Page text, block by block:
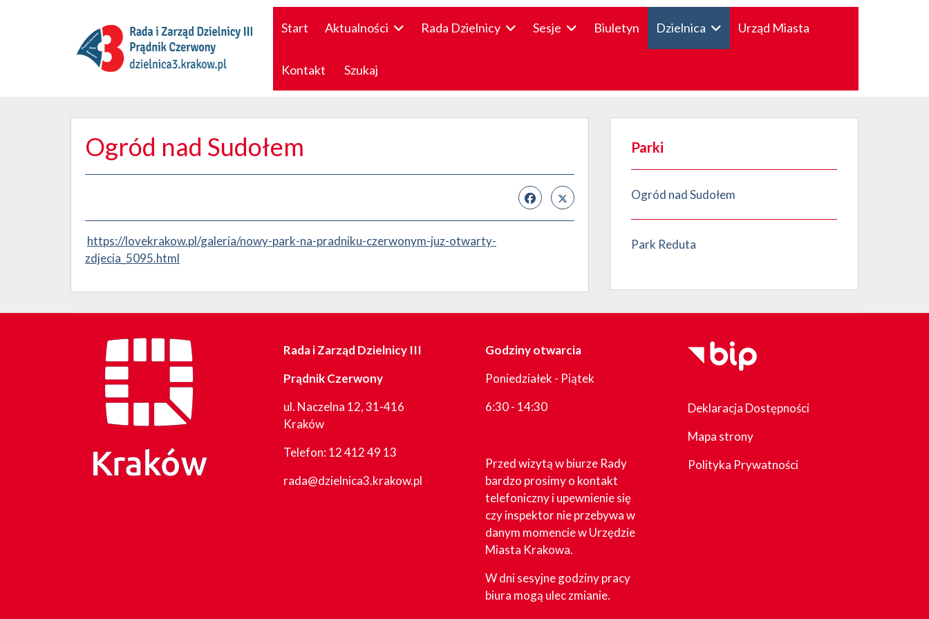
Start Aktualności Rada Dzielnicy Sesje Biuletyn Dzielnica Urząd Miasta
Kontakt Szukaj
Ogród nad Sudołem
https://lovekrakow.pl/galeria/nowy-park-na-pradniku-czerwonym-juz-otwarty-
zdjecia_5095.html
Parki
Ogród nad Sudołem
Park Reduta
Rada i Zarząd Dzielnicy III
Prądnik Czerwony
ul. Naczelna 12, 31-416
Kraków
Telefon:12 412 49 13
rada@dzielnica3.krakow.pl
Godziny otwarcia
Poniedziałek - Piątek
6:30 - 14:30
Przed wizytą w biurze Rady
bardzo prosimy o kontakt
telefoniczny i upewnienie się
czy inspektor nie przebywa w
danym momencie w Urzędzie
Miasta Krakowa.
W dni sesyjne godziny pracy
biura mogą ulec zmianie.
Deklaracja Dostępności
Mapa strony
Polityka Prywatności